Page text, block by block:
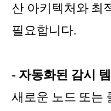
산 아키텍처와 최
필요합니다.
- 자동화된 감시
새로운 노드 또는